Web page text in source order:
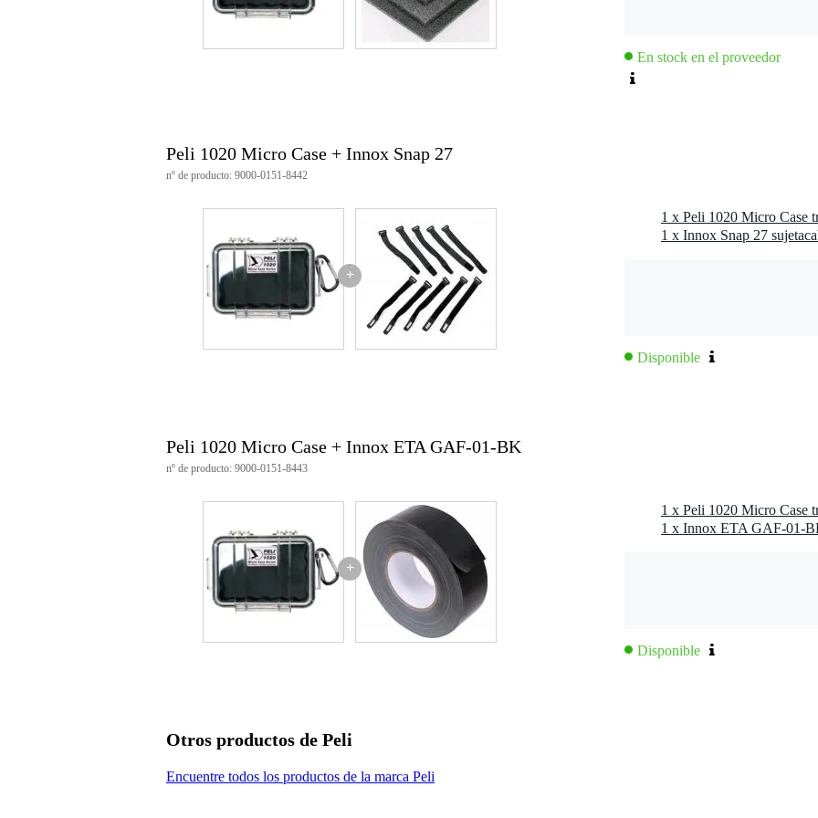
Material del cierre:
Xylex
Caucho termoplástico
Material de los pasadores:Acero inoxidable
Poliéster Spun-Bond ePTFE Oleophobic
Garantía
: Garantía de por vida (donde sea aplicable por ley)
Características de estanqueidad al agua y al polvo:
Mosquetón:Sí
En stock en el proveedor
Peli 1020 Micro Case + Innox Snap 27
nº de producto: 9000-0151-8442
+
Disponible
Peli 1020 Micro Case + Innox ETA GAF-01-BK
nº de producto: 9000-0151-8443
+
Disponible
Otros productos de Peli
Encuentre todos los productos de la marca Peli